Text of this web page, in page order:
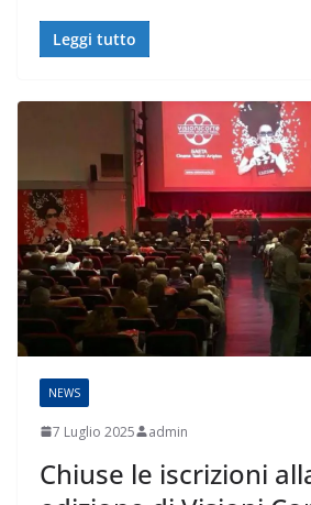
Leggi tutto
NEWS
7 Luglio 2025 admin
Chiuse le iscrizioni